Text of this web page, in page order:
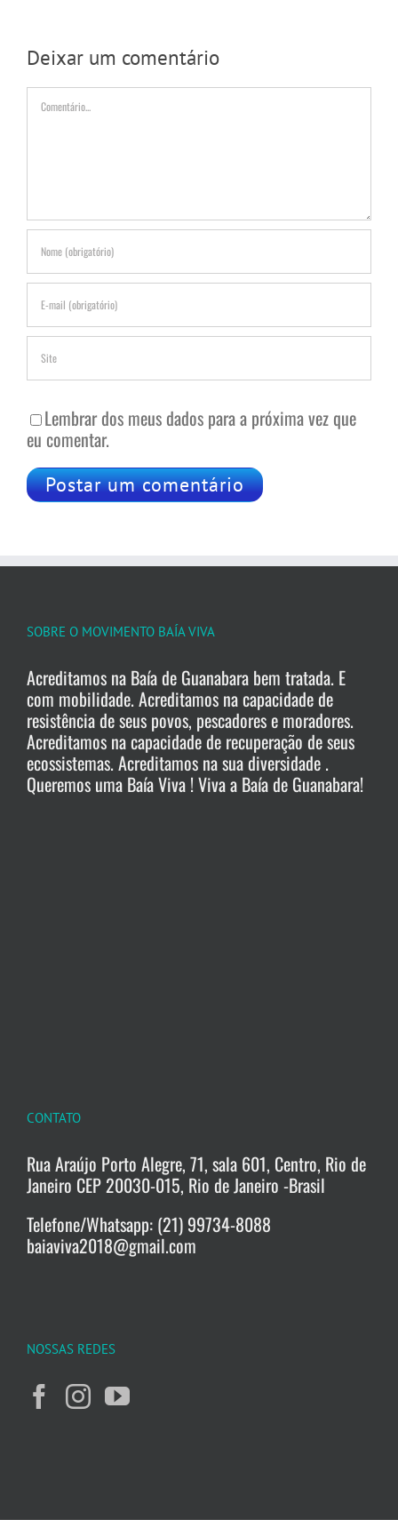
Deixar um comentário
Comentário
Lembrar dos meus dados para a próxima vez que
eu comentar.
SOBRE O MOVIMENTO BAÍA VIVA
Acreditamos na Baía de Guanabara bem tratada. E
com mobilidade. Acreditamos na capacidade de
resistência de seus povos, pescadores e moradores.
Acreditamos na capacidade de recuperação de seus
ecossistemas. Acreditamos na sua diversidade .
Queremos uma Baía Viva ! Viva a Baía de Guanabara!
CONTATO
Rua Araújo Porto Alegre, 71, sala 601, Centro, Rio de
Janeiro CEP 20030-015, Rio de Janeiro -Brasil
Telefone/Whatsapp: (21) 99734-8088
baiaviva2018@gmail.com
NOSSAS REDES